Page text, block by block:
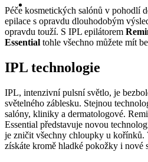
Péče kosmetických salónů v pohodlí
epilace s opravdu dlouhodobým
opravdu touží. S IPL epilátorem
Essential tohle všechno můžete mít
IPL technologie
IPL, intenzivní pulsní světlo, je
světelného záblesku. Stejnou
salóny, kliniky a dermatologové.
Essential představuje novou
je zničit všechny chloupky u
získáte kromě hladké pokožky i nové